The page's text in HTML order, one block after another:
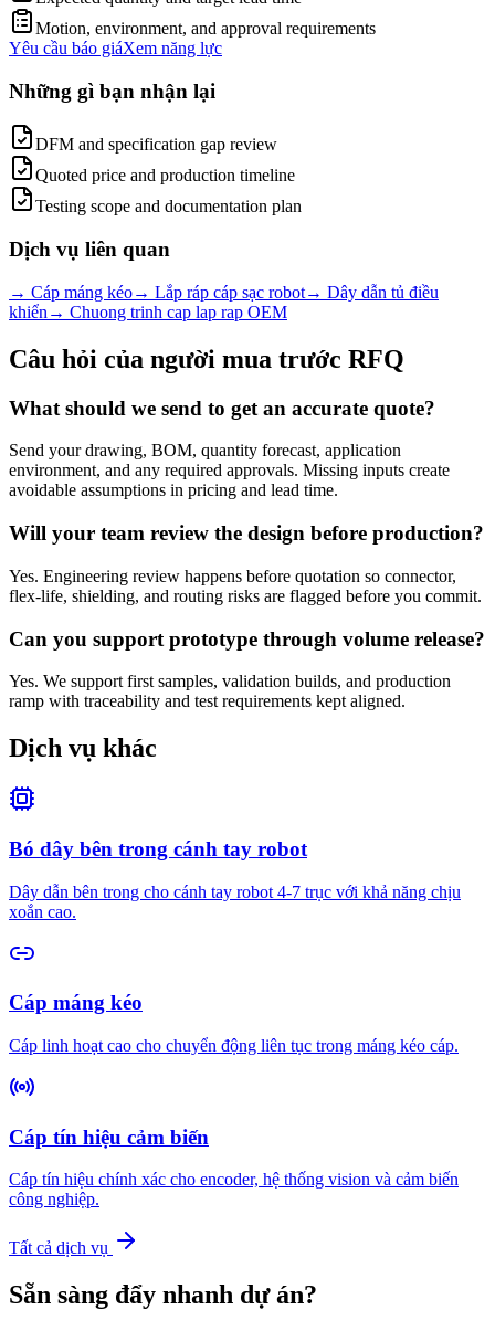
Motion, environment, and approval requirements
Yêu cầu báo giáXem năng lực
Những gì bạn nhận lại
DFM and specification gap review
Quoted price and production timeline
Testing scope and documentation plan
Dịch vụ liên quan
→ Cáp máng kéo→ Lắp ráp cáp sạc robot→ Dây dẫn tủ điều
khiển → Chuong trinh cap lap rap OEM
Câu hỏi của người mua trước RFQ
What should we send to get an accurate quote?
Send your drawing, BOM, quantity forecast, application
environment, and any required approvals. Missing inputs create
avoidable assumptions in pricing and lead time.
Will your team review the design before production?
Yes. Engineering review happens before quotation so connector,
flex-life, shielding, and routing risks are flagged before you commit.
Can you support prototype through volume release?
Yes. We support first samples, validation builds, and production
ramp with traceability and test requirements kept aligned.
Dịch vụ khác
Bó dây bên trong cánh tay robot
Dây dẫn bên trong cho cánh tay robot 4-7 trục với khả năng chịu
xoắn cao.
Cáp máng kéo
Cáp linh hoạt cao cho chuyển động liên tục trong máng kéo cáp.
Cáp tín hiệu cảm biến
Cáp tín hiệu chính xác cho encoder, hệ thống vision và cảm biến
công nghiệp.
Tất cả dịch vụ
Sẵn sàng đẩy nhanh dự án?